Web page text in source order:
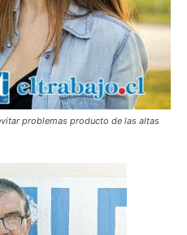
problemas producto de las altas